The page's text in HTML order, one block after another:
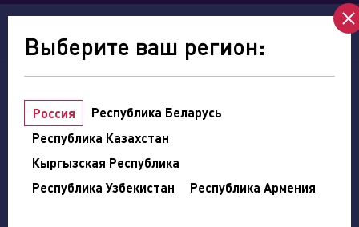
Выберите ваш регион:
Россия
Республика Беларусь
Республика Казахстан
Кыргызская Республика
Республика Узбекистан
Республика Армения
Точки продаж
мой регион:Алтайский край